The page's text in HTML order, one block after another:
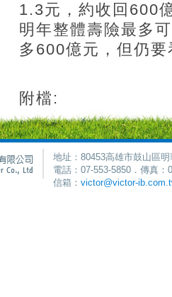
1.3元，約收回600
明年整體壽險最多
多600億元，但仍
附檔:
地址：80453高雄市鼓山區
電話：07-553-5850．傳真
信箱： victor@victor-